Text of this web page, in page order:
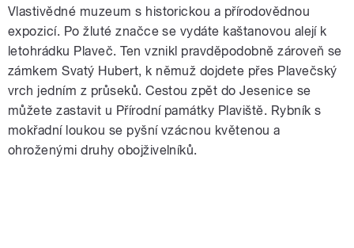
Vlastivědné muzeum s historickou a přírodovědnou
expozicí. Po žluté značce se vydáte kaštanovou alejí k
letohrádku Plaveč. Ten vznikl pravděpodobně zároveň se
zámkem Svatý Hubert, k němuž dojdete přes Plavečský
vrch jedním z průseků. Cestou zpět do Jesenice se
můžete zastavit u Přírodní památky Plaviště. Rybník s
mokřadní loukou se pyšní vzácnou květenou a
ohroženými druhy obojživelníků.